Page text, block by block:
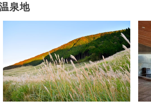
泉地